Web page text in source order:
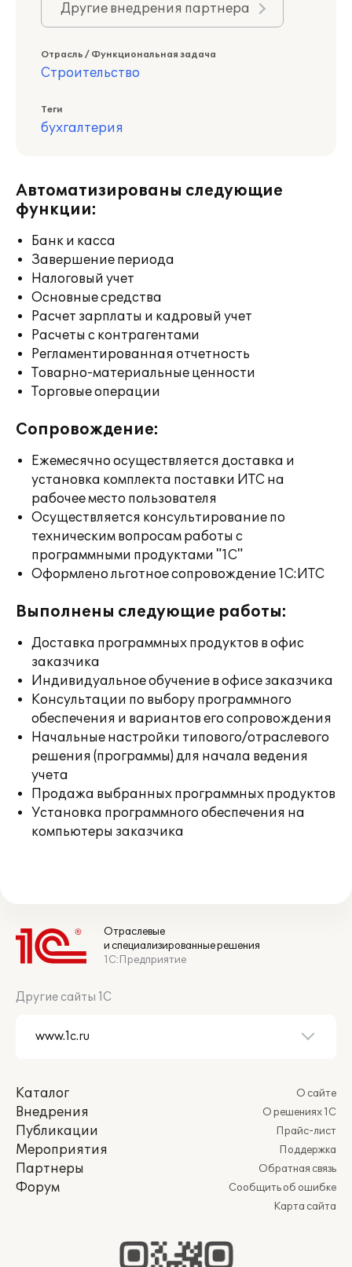
Другие внедрения партнера
Отрасль / Функциональная задача
Строительство
Теги
бухгалтерия
Автоматизированы следующие
функции:
Банк и касса
Завершение периода
Налоговый учет
Основные средства
Расчет зарплаты и кадровый учет
Расчеты с контрагентами
Регламентированная отчетность
Товарно-материальные ценности
Торговые операции
Сопровождение:
Ежемесячно осуществляется доставка и
установка комплекта поставки ИТС на
рабочее место пользователя
Осуществляется консультирование по
техническим вопросам работы с
программными продуктами "1С"
Оформлено льготное сопровождение 1С:ИТС
Выполнены следующие работы:
Доставка программных продуктов в офис
заказчика
Индивидуальное обучение в офисе заказчика
Консультации по выбору программного
обеспечения и вариантов его сопровождения
Начальные настройки типового/отраслевого
решения (программы) для начала ведения
учета
Продажа выбранных программных продуктов
Установка программного обеспечения на
компьютеры заказчика
Отраслевые
и специализированные решения
1С:Предприятие
Другие сайты 1С
Каталог
Внедрения
Публикации
Мероприятия
Партнеры
Форум
О сайте
О решениях 1С
Прайс-лист
Поддержка
Обратная связь
Сообщить об ошибке
Карта сайта